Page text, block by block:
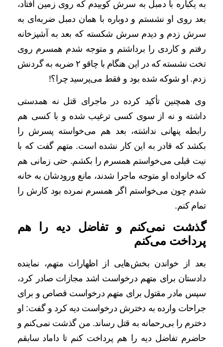
به یکباره با دمبل به سرش کوبیدم که روی زمین افتاد،
بعد روی او نشستم و دوباره با همان دمبل ضربه‌ای به
سرش زدم و دیدم سرش شکسته که بعد به آشپزخانه
رفتم و کاردی را برداشتم و متوجه شدم همسرم روی
تخت نشسته که در این هنگام با چاقو ۲ ضربه به گردنش
زدم. او شوکه شده بود و فقط می‌پرسید چرا؟!
وی همچنین تأکید کرده در ماجرای قتل نه همدستی
داشته و نه از سوی کسی ترغیب شده و با کسی هم
رابطه پنهانی نداشته، بعد هم می‌خواسته پسرش را
بکشد که قادر به این کار نشده است. متهم گفت که با
نیت قبلی می‌خواستم همسرم را بکشم. حتی زمانی هم
که خانواده او متوجه ماجرا شدند، مانع ورودشان به خانه
‌شدم چون می‌خواستم اگر همسرم نمرده بود کارش را
تمام کنم.
گذشت نمی‌کنم و تفاضل دیه را هم
پرداخت می‌کنم
بعد از خواندن بخش‌هایی از اظهارات متهم، نماینده
دادستان برای متهم درخواست اشد مجازات صادر کرد،
سپس مادر مقتول برای متهم درخواست قصاص و برای
جراحات وارده به دخترش درخواست دیه کرد و گفت: او
دخترم را بی‌رحمانه به قتل رساند. من گذشت نمی‌کنم و
حاضرم تفاضل دیه را هم پرداخت کنم تا داماد سابقم